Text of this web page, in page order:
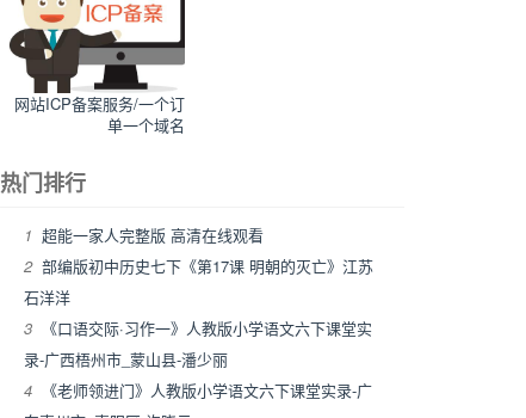
网站ICP备案服务/一个订
单一个域名
热门排行
1 超能一家人完整版 高清在线观看
2 部编版初中历史七下《第17课 明朝的灭亡》江苏
石洋洋
3
《口语交际·习作一》人教版小学语文六下课堂实
录-广西梧州市_蒙山县-潘少丽
4
《老师领进门》人教版小学语文六下课堂实录-广